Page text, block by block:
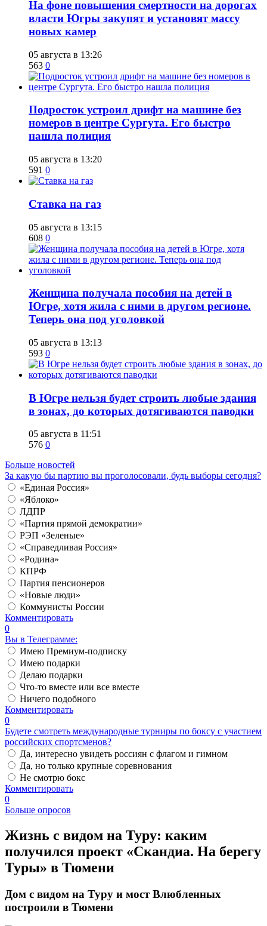
На фоне повышения смертности на дорогах
власти Югры закупят и установят массу
новых камер
05 августа в 13:26
563 0
Подросток устроил дрифт на машине без
номеров в центре Сургута. Его быстро
нашла полиция
05 августа в 13:20
591 0
Ставка на газ
05 августа в 13:15
608 0
Женщина получала пособия на детей в
Югре, хотя жила с ними в другом регионе.
Теперь она под уголовкой
05 августа в 13:13
593 0
В Югре нельзя будет строить любые здания
в зонах, до которых дотягиваются паводки
05 августа в 11:51
576 0
Больше новостей
За какую бы партию вы проголосовали, будь выборы сегодня?
«Единая Россия»
«Яблоко»
ЛДПР
«Партия прямой демократии»
РЭП «Зеленые»
«Справедливая Россия»
«Родина»
КПРФ
Партия пенсионеров
«Новые люди»
Коммунисты России
Комментировать
0
Вы в Телеграмме:
Имею Премиум-подписку
Имею подарки
Делаю подарки
Что-то вместе или все вместе
Ничего подобного
Комментировать
0
Будете смотреть международные турниры по боксу с участием
российских спортсменов?
Да, интересно увидеть россиян с флагом и гимном
Да, но только крупные соревнования
Не смотрю бокс
Комментировать
0
Больше опросов
​Жизнь с видом на Туру: каким
получился проект «Скандиа. На берегу
Туры» в Тюмени
Дом с видом на Туру и мост Влюбленных
построили в Тюмени